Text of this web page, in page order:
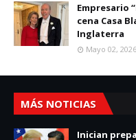
Empresario
cena Casa
Inglaterra
Mayo 02, 2026
MÁS NOTICIAS
Inician